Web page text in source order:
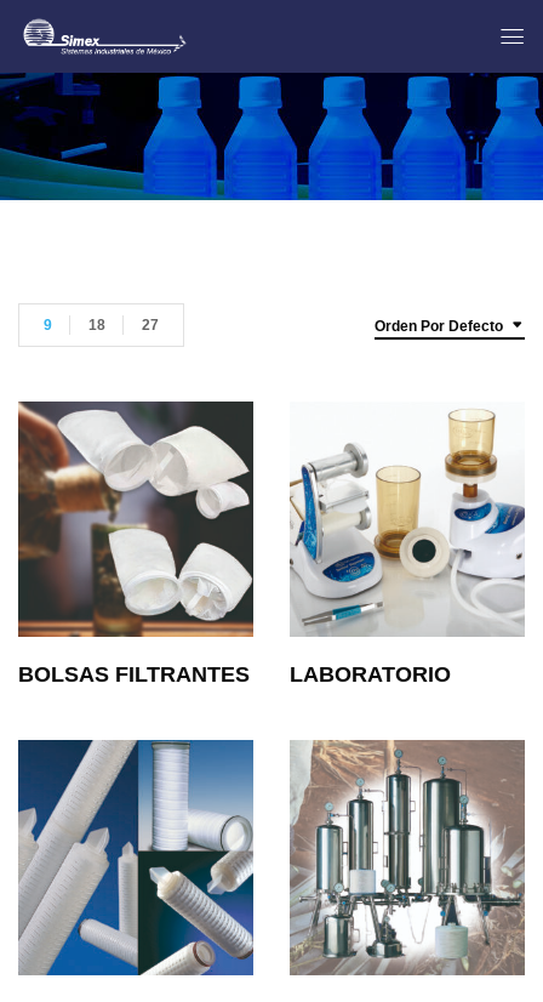
Orden Por Defecto
9 18 27
BOLSAS FILTRANTES LABORATORIO